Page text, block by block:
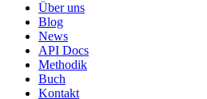
Über uns
Blog
News
API Docs
Methodik
Buch
Kontakt